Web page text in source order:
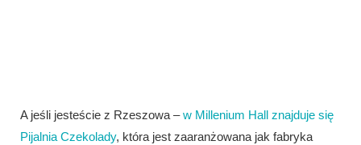
A jeśli jesteście z Rzeszowa –w Millenium Hall znajduje się
Pijalnia Czekolady, która jest zaaranżowana jak fabryka